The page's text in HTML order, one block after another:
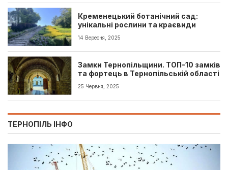
Кременецький ботанічний сад:
унікальні рослини та краєвиди
14 Вересня, 2025
Замки Тернопільщини. ТОП-10 замків
та фортець в Тернопільській області
25 Червня, 2025
ТЕРНОПІЛЬ ІНФО